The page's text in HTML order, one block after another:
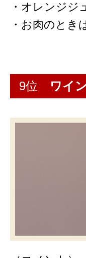
・オレンジジ
・お肉のとき
9位 ワイン